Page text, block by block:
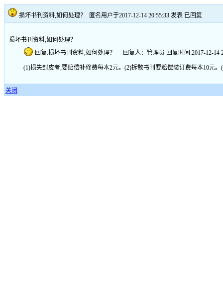
损坏书刊资料,如何处理？ 匿名用户于2017-12-14 20:55:33 发表 已回复
损坏书刊资料,如何处理？
回复:损坏书刊资料,如何处理？ 回复人：管理员 回复时间:2017-12-14
(1)损失封皮者,要赔偿补修费每本2元。(2)拆散书刊要赔偿装订费每本10元
关闭